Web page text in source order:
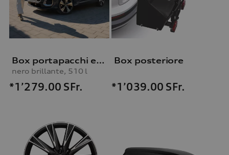
Box portapacchi e portasci
nero brillante, 510 l
*1’279.00 SFr.
Box posteriore
*1’039.00 SFr.